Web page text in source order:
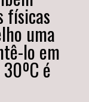
físicas
uma
lo em
é